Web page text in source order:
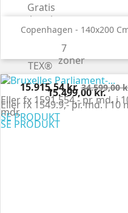
Gratis
ombytning
Latex top
TEX®
Pris
15.499,00 kr.
Eller fx 1549.9,- pr. md. i 10
SE PRODUKT
Copenhagen - 140x200
7
zoner
Pris
15.915,54 kr. 34.599,00
Eller fx 1591.554,- pr. md. i
mdr.
SE PRODUKT